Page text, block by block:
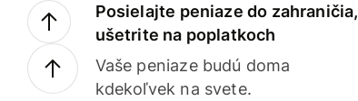
Posielajte peniaze do zahraničia,
ušetrite na poplatkoch
Vaše peniaze budú doma
kdekoľvek na svete.